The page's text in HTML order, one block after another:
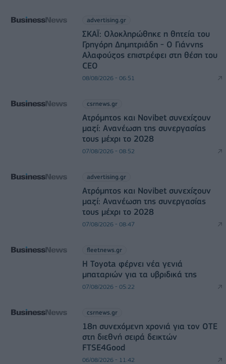
advertising.gr
ΣΚΑΪ: Ολοκληρώθηκε η θητεία του
Γρηγόρη Δημητριάδη - Ο Γιάννης
Αλαφούζος επιστρέφει στη θέση του
CEO
08/08/2026 - 06:51
csrnews.gr
Ατρόμητος και Novibet συνεχίζουν
μαζί: Ανανέωση της συνεργασίας
τους μέχρι το 2028
07/08/2026 - 08:52
advertising.gr
Ατρόμητος και Novibet συνεχίζουν
μαζί: Ανανέωση της συνεργασίας
τους μέχρι το 2028
07/08/2026 - 08:47
fleetnews.gr
Η Toyota φέρνει νέα γενιά
μπαταριών για τα υβριδικά της
07/08/2026 - 05:22
csrnews.gr
18η συνεχόμενη χρονιά για τον ΟΤΕ
στη διεθνή σειρά δεικτών
FTSE4Good
06/08/2026 - 11:42